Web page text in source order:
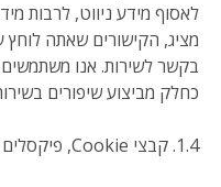
לאסוף מידע ניווט, לרבות
מציג, הקישורים שאתה לוחץ
בקשר לשירות. אנו
כחלק מביצוע שיפורים
1.4. קבצי Cookie, פיקסלים ואחסון מקומי